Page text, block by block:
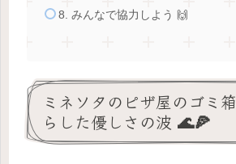
8. みんなで協力しよう 🙌
ミネソタのピザ屋のゴミ
らした優しさの波 🌊🍕